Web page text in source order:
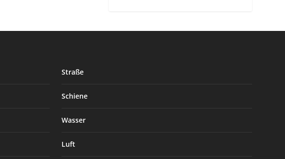
Straße
Schiene
Wasser
Luft